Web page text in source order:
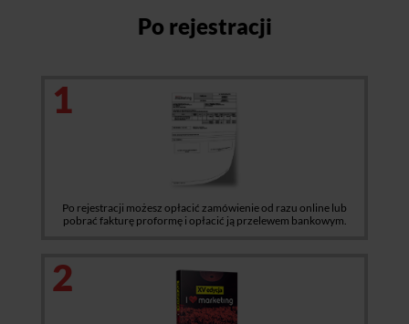
Po rejestracji
1
Po rejestracji możesz opłacić zamówienie od razu online lub
pobrać fakturę proformę i opłacić ją przelewem bankowym.
2